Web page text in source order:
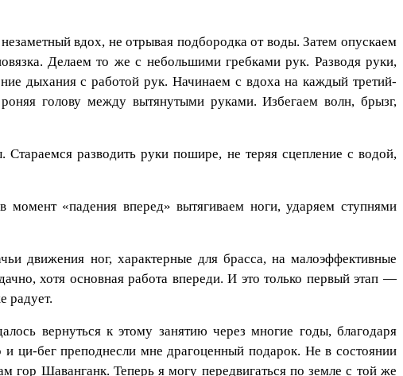
вдох, не отрывая подбородка от воды. Затем опускаем
Делаем то же с небольшими гребками рук. Разводя руки,
дыхания с работой рук. Начинаем с вдоха на каждый третий-
голову между вытянутыми руками. Избегаем волн, брызг,
разводить руки пошире, не теряя сцепление с водой,
«падения вперед» вытягиваем ноги, ударяем ступнями
движения ног, характерные для брасса, на малоэффективные
хотя основная работа впереди. И это только первый этап —
радует.
вернуться к этому занятию через многие годы, благодаря
бег преподнесли мне драгоценный подарок. Не в состоянии
гор Шаванганк. Теперь я могу передвигаться по земле с той же